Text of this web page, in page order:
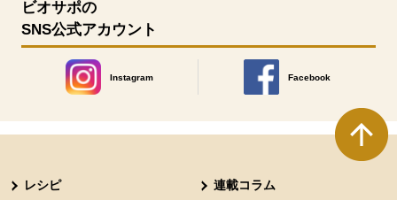
ビオサポの
SNS公式アカウント
Instagram
別のウィンドウで開きます。
Facebook
別のウィンドウで開きます
レシピ 連載コラム